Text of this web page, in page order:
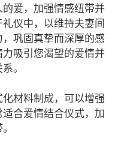
爱，加强情感纽带并
仪中，以维持夫妻间
巩固真挚而深厚的感
吸引您渴望的爱情并
。
材料制成，可以增强
合爱情结合仪式，加